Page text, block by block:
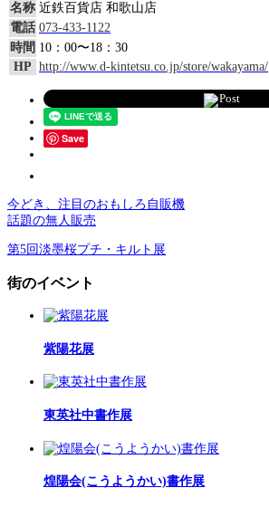
名称 近鉄百貨店 和歌山店
電話 073-433-1122
時間 10：00〜18：30
HP http://www.d-kintetsu.co.jp/store/wakayama/
Post
Save
今どき、注目のおもしろ自販機
話題の無人販売
第5回淡墨桜プチ・キルト展
街のイベント
紫陽花展
東英社中書作展
煌陽会(こうようかい)書作展